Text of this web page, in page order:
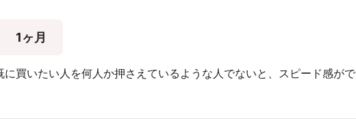
1ヶ月
買いたい人を何人か押さえているような人でないと、スピード感が